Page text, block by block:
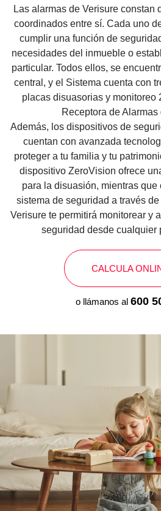
Las alarmas de Verisure constan
coordinados entre sí. Cada uno
cumplir una función de
necesidades del inmueble o
particular. Todos ellos, se
central, y el Sistema cuenta con
placas disuasorias y monitoreo
Receptora de Alarmas
Además, los dispositivos de
cuentan con avanzada
proteger a tu familia y tu
dispositivo ZeroVision ofrece
para la disuasión, mientras que
sistema de seguridad a través
Verisure te permitirá monitorear y
seguridad desde cualquier
CALCULA
o llámanos al 600